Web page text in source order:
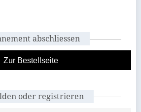
abschliessen
Zur Bestellseite
oder registrieren